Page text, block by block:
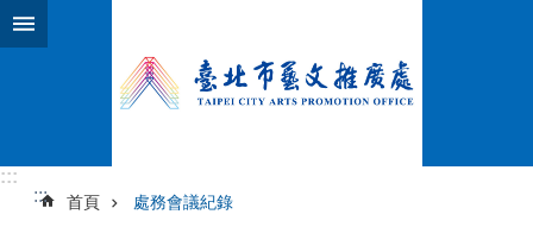
跳到主要內容區塊
:::
:::
首頁 處務會議紀錄